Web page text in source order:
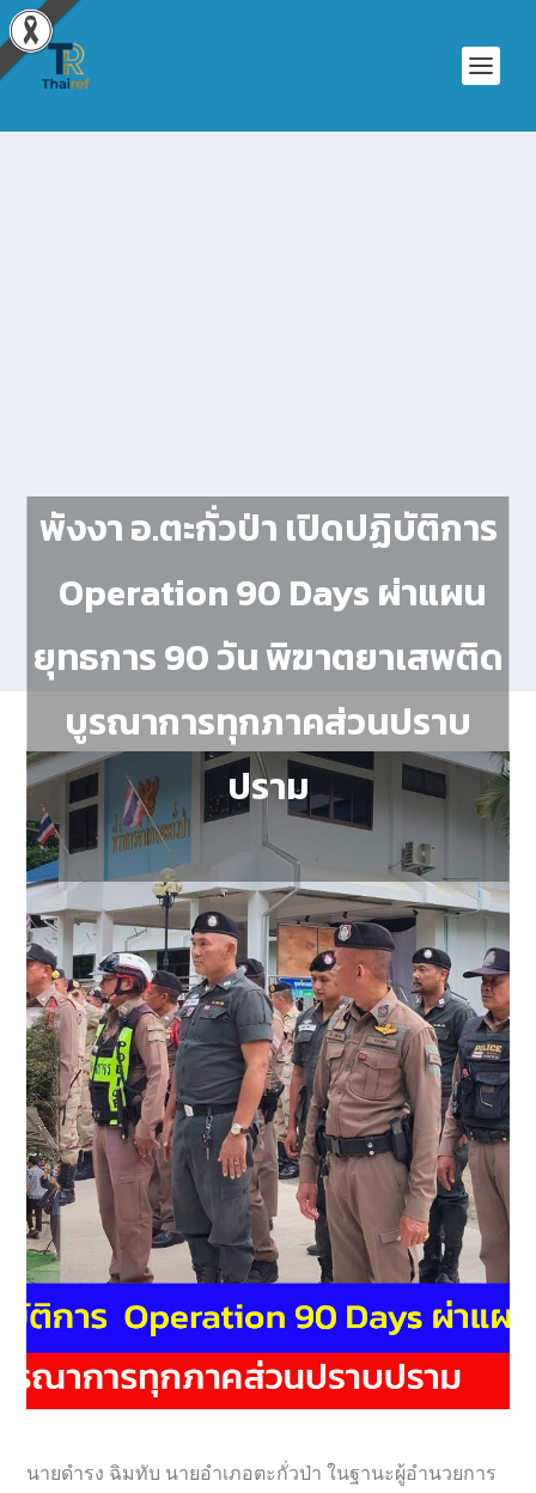
พังงา อ.ตะกั่วป่า เปิดปฏิบัติการ
Operation 90 Days ผ่าแผน
ยุทธการ 90 วัน พิฆาตยาเสพติด
บูรณาการทุกภาคส่วนปราบ
ปราม
นายดำรง ฉิมทับ นายอำเภอตะกั่วป่า ในฐานะผู้อำนวยการ